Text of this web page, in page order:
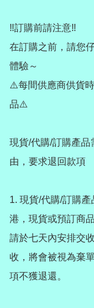
‼️訂購前請注意‼️
在訂購之前，請您
體驗～
⚠️每間供應商供貨
品⚠️
現貨/代購/訂購產
由，要求退回款項
1. 現貨/代購/訂購
港，現貨或預訂商
請於七天內安排交
收，將會被視為棄
項不獲退還。